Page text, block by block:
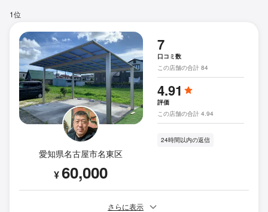
1位
愛知県名古屋市名東区
¥60,000
7
口コミ数
この店舗の合計 84
4.91
評価
この店舗の合計 4.94
24時間以内の返信
さらに表示